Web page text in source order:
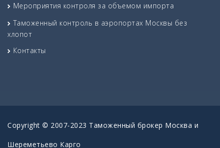
Мероприятия контроля за объемом импорта
Таможенный контроль в аэропортах Москвы без
хлопот
Контакты
Copyright © 2007-2023 Таможенный брокер Москва и
Шереметьево Карго